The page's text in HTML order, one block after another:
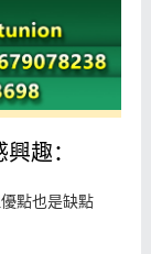
趣：
點也是缺點